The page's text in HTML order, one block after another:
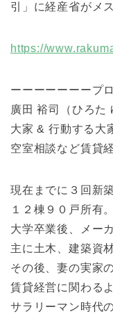
引」に経産省がメス
https://
ーーーーーーープ
廣田 裕司（ひろた
大家 & 行動する大
空室相談など賃貸
現在までに３回新
１２棟９０戸所有。
大学卒業後、メー
主に土木、建築資
その後、妻の実家
賃貸経営に関わる
サラリーマン時代